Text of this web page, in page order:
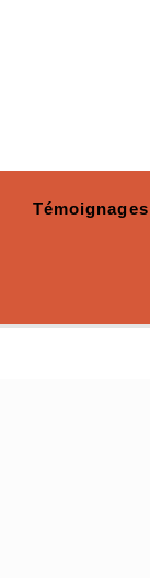
Témoignages